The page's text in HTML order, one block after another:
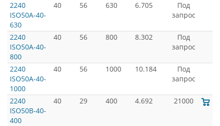
2240
ISO50A-40-
630
40 56 630 6.705
Под
запрос
2240
ISO50A-40-
800
40 56 800 8.302
Под
запрос
2240
ISO50A-40-
1000
40 56 1000 10.184
Под
запрос
2240
ISO50B-40-
400
40 29 400 4.692 21000